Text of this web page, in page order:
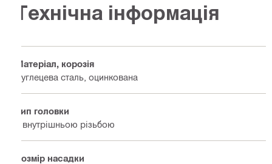
Технічна інформація
Матеріал, корозія
Вуглецева сталь, оцинкована
Тип головки
З внутрішньою різьбою
Розмір насадки